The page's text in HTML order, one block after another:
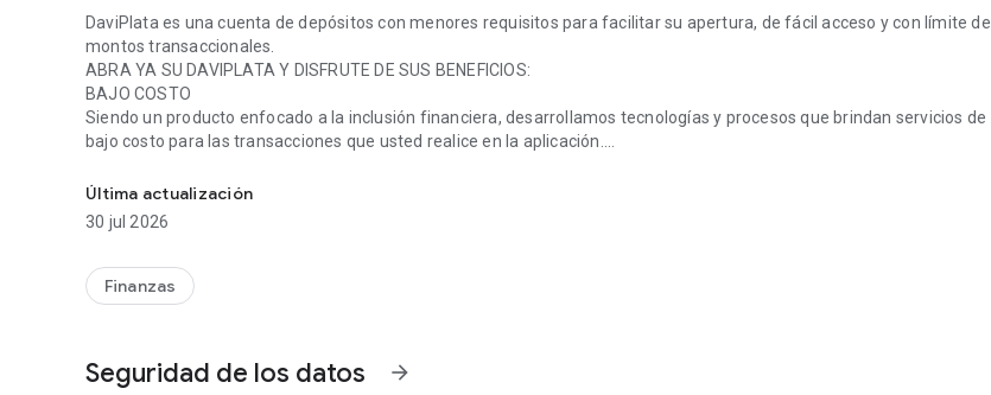
DaviPlata es una cuenta de depósitos con menores requisitos para facilitar su apertura, de fácil acceso y con límite de
montos transaccionales.
ABRA YA SU DAVIPLATA Y DISFRUTE DE SUS BENEFICIOS:
BAJO COSTO
Siendo un producto enfocado a la inclusión financiera, desarrollamos tecnologías y procesos que brindan servicios de
bajo costo para las transacciones que usted realice en la aplicación.
Actíve su DaviPlata solo con los datos de su documento de identificación desde el lugar donde se encuentre.
APROVECHE SU TIEMPO
Ahorre tiempo valioso al hacer sus transacciones sin tener que ir a una oficina o esperar su turno en la fila, porque
• Pasar plata desde DaviPlata a otros celulares activos en DaviPlata o a cuentas de ahorro sin costo.
• Recibir en su DaviPlata sus remesas familiares sin costo.
• Sacar plata desde un cajero automático Davivienda o un punto autorizado de DaviPlata a un bajo costo.
Última actualización
30 jul 2026
Finanzas
Seguridad de los datos arrow_forward